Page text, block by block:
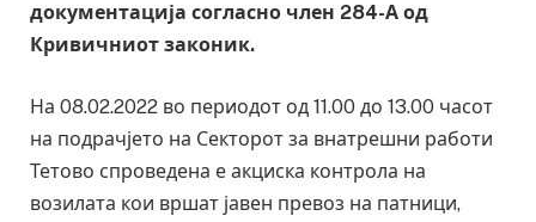
документација согласно член 284-А од
Кривичниот законик.
На 08.02.2022 во периодот од 11.00 до 13.00 часот
на подрачјето на Секторот за внатрешни работи
Тетово спроведена е акциска контрола на
возилата кои вршат јавен превоз на патници,